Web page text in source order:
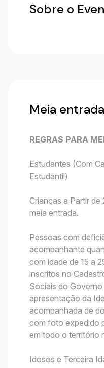
Sobre o
Meia
REGRAS PARA
Estudantes (Com
Estudantil)
Crianças a Partir
meia entrada.
Pessoas com
acompanhante
com idade de 15 a
inscritos no
Sociais do
apresentação da
acompanhada de
com foto expedido
em todo o território
Idosos e Terceira